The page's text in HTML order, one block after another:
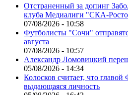
Отстраненный за допинг
клуба Медиалиги "СКА-
07/08/2026 - 10:58
Футболисты "Сочи"
августа
07/08/2026 - 10:57
Александр Ломовицкий
05/08/2026 - 14:34
Колосков считает, что
выдающаяся личность